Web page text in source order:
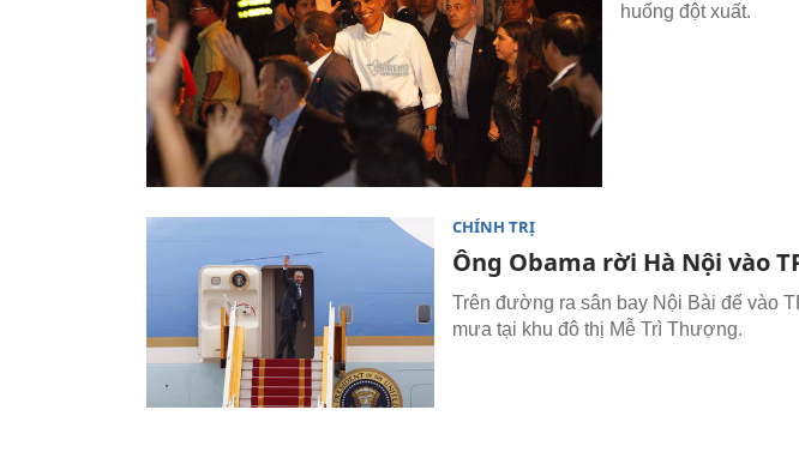
huống đột xuất.
CHÍNH TRỊ
Ông Obama rời Hà Nội vào
Trên đường ra sân bay Nội Bài để vào
mưa tại khu đô thị Mễ Trì Thượng.